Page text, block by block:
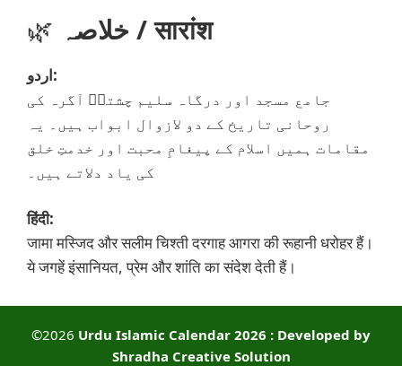
🌿 خلاصہ / सारांश
اردو:
جامع مسجد اور درگاہ سلیم چشتیؒ آگرہ کی
روحانی تاریخ کے دو لازوال ابواب ہیں۔ یہ
مقامات ہمیں اسلام کے پیغامِ محبت اور خدمتِ خلق
کی یاد دلاتے ہیں۔
हिंदी:
जामा मस्जिद और सलीम चिश्ती दरगाह आगरा की रूहानी धरोहर हैं।
ये जगहें इंसानियत, प्रेम और शांति का संदेश देती हैं।
©2026 Urdu Islamic Calendar 2026 : Developed by
Shradha Creative Solution